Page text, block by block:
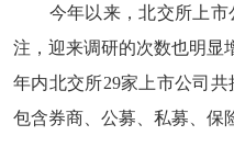
今年以来，北交所上市
注，迎来调研的次数也明显
年内北交所29家上市公司
包含券商、公募、私募、保